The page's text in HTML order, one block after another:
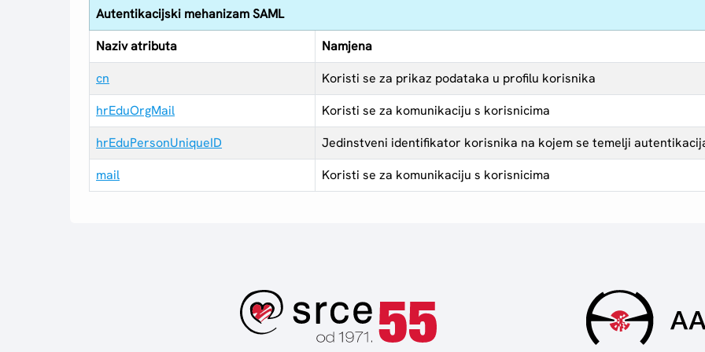
Autentikacijski mehanizam SAML
Naziv atributa
Namjena
cn
Koristi se za prikaz podataka u profilu korisnika
hrEduOrgMail
Koristi se za komunikaciju s korisnicima
hrEduPersonUniqueID
Jedinstveni identifikator korisnika na kojem se temelji
mail
Koristi se za komunikaciju s korisnicima